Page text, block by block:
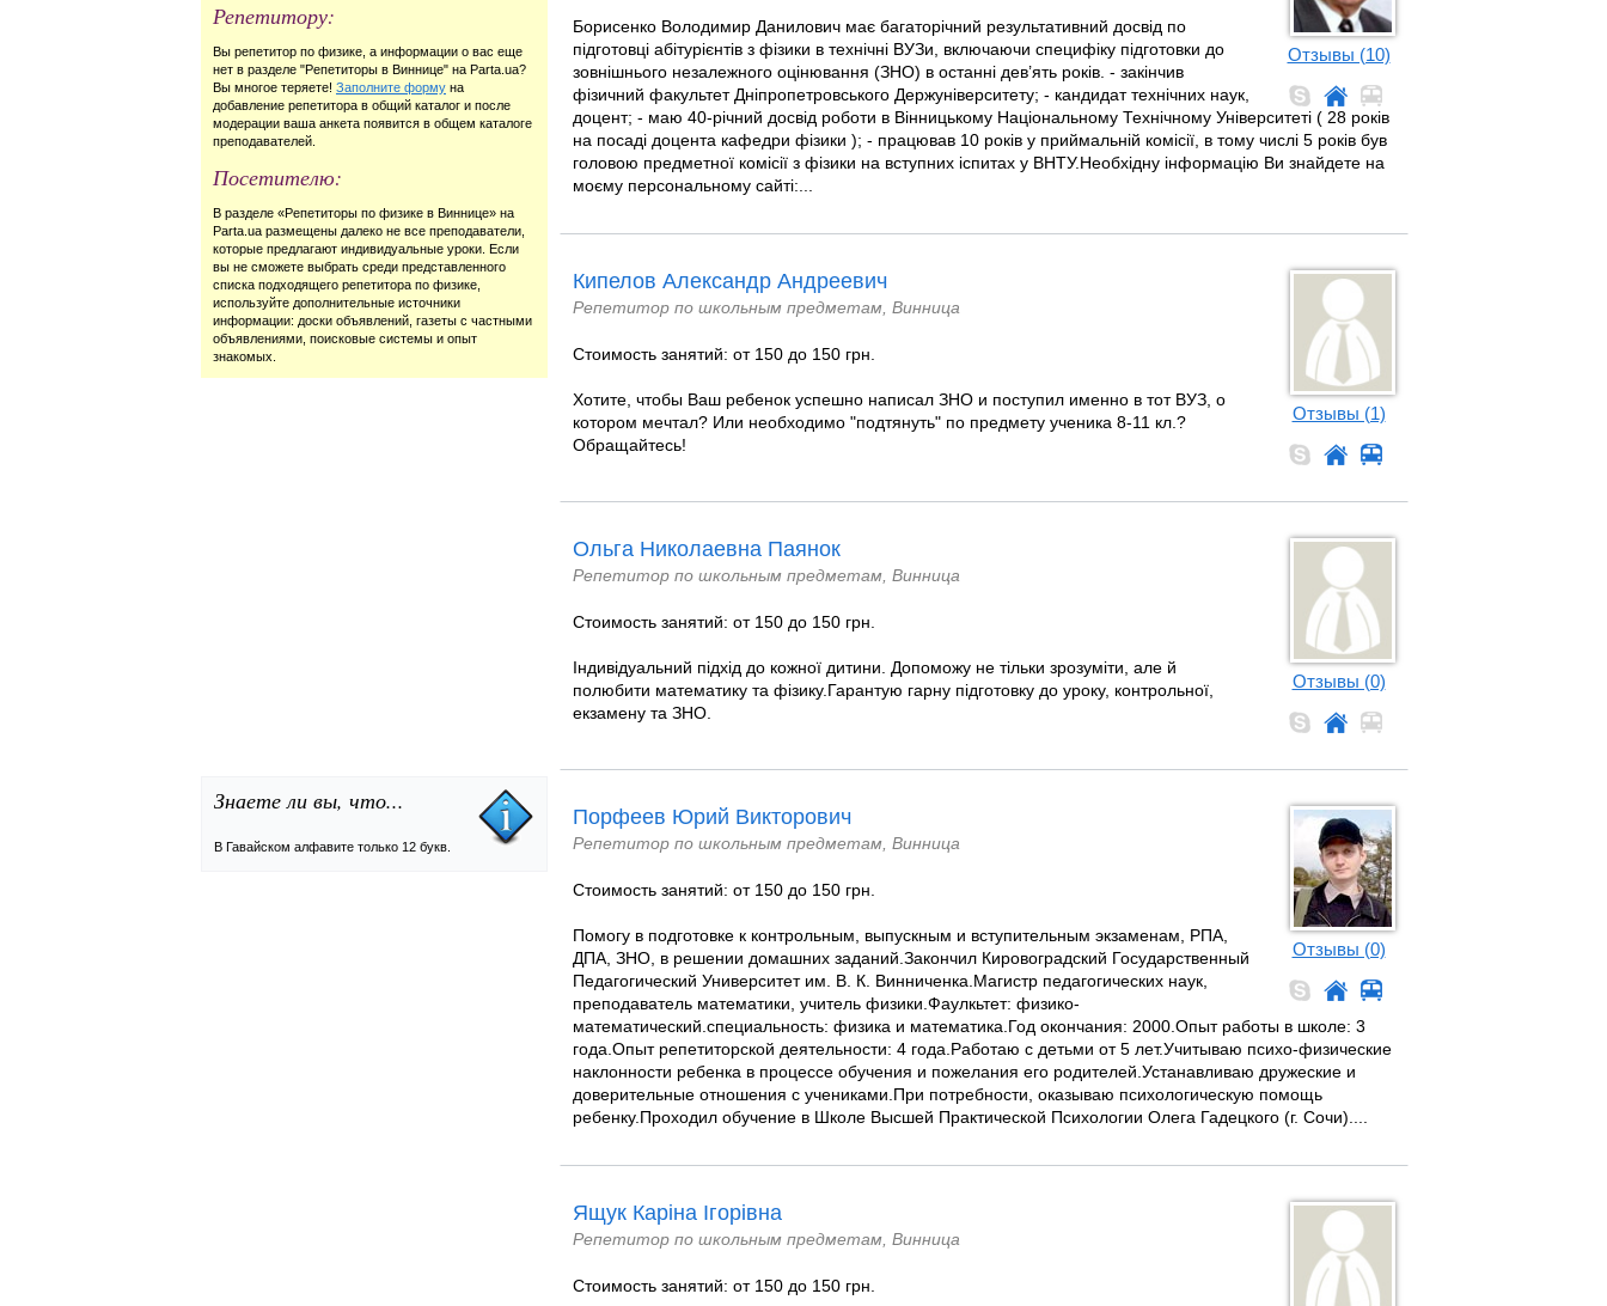
Отзывы (10)
Борисенко Володимир Данилович має багаторічний результативний досвід по
підготовці абітурієнтів з фізики в технічні ВУЗи, включаючи специфіку підготовки до
зовнішнього незалежного оцінювання (ЗНО) в останні дев’ять років. - закінчив
фізичний факультет Дніпропетровського Держуніверситету; - кандидат технічних наук,
доцент; - маю 40-річний досвід роботи в Вінницькому Національному Технічному Університеті ( 28 років
на посаді доцента кафедри фізики ); - працював 10 років у приймальній комісії, в тому числі 5 років був
головою предметної комісії з фізики на вступних іспитах у ВНТУ.Необхідну інформацію Ви знайдете на
моєму персональному сайті:...
Отзывы (1)
Кипелов Александр Андреевич
Репетитор по школьным предметам, Винница
Стоимость занятий: от 150 до 150 грн.
Хотите, чтобы Ваш ребенок успешно написал ЗНО и поступил именно в тот ВУЗ, о
котором мечтал? Или необходимо "подтянуть" по предмету ученика 8-11 кл.?
Обращайтесь!
Отзывы (0)
Ольга Николаевна Паянок
Репетитор по школьным предметам, Винница
Стоимость занятий: от 150 до 150 грн.
Індивідуальний підхід до кожної дитини. Допоможу не тільки зрозуміти, але й
полюбити математику та фізику.Гарантую гарну підготовку до уроку, контрольної,
екзамену та ЗНО.
Отзывы (0)
Порфеев Юрий Викторович
Репетитор по школьным предметам, Винница
Стоимость занятий: от 150 до 150 грн.
Помогу в подготовке к контрольным, выпускным и вступительным экзаменам, РПА,
ДПА, ЗНО, в решении домашних заданий.Закончил Кировоградский Государственный
Педагогический Университет им. В. К. Винниченка.Магистр педагогических наук,
преподаватель математики, учитель физики.Фаулкьтет: физико-
математический.специальность: физика и математика.Год окончания: 2000.Опыт работы в школе: 3
года.Опыт репетиторской деятельности: 4 года.Работаю с детьми от 5 лет.Учитываю психо-физические
наклонности ребенка в процессе обучения и пожелания его родителей.Устанавливаю дружеские и
доверительные отношения с учениками.При потребности, оказываю психологическую помощь
ребенку.Проходил обучение в Школе Высшей Практической Психологии Олега Гадецкого (г. Сочи)....
Ящук Каріна Ігорівна
Репетитор по школьным предметам, Винница
Стоимость занятий: от 150 до 150 грн.
Репетитору:
Вы репетитор по физике, а информации о вас еще
нет в разделе "Репетиторы в Виннице" на Parta.ua?
Вы многое теряете! Заполните форму на
добавление репетитора в общий каталог и после
модерации ваша анкета появится в общем каталоге
преподавателей.
Посетителю:
В разделе «Репетиторы по физике в Виннице» на
Parta.ua размещены далеко не все преподаватели,
которые предлагают индивидуальные уроки. Если
вы не сможете выбрать среди представленного
списка подходящего репетитора по физике,
используйте дополнительные источники
информации: доски объявлений, газеты с частными
объявлениями, поисковые системы и опыт
знакомых.
Знаете ли вы, что...
В Гавайском алфавите только 12 букв.